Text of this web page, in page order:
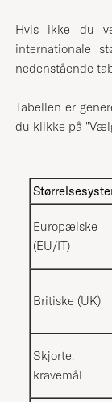
Hvis ikke du
internationale
nedenstående
Tabellen er
du klikke på
Europæiske
(EU/IT)
Britiske (UK)
Skjorte,
kravemål